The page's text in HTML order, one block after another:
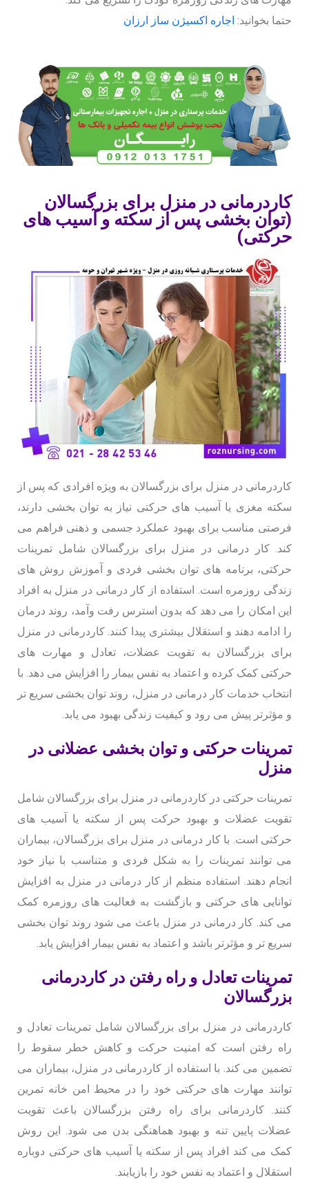
حتما بخوانید: اجاره اکسیژن ساز ارزان
کاردرمانی در منزل برای بزرگسالان
(توان بخشی پس از سکته و آسیب های
حرکتی)
کاردرمانی در منزل برای بزرگسالان به ویژه افرادی که پس از
سکته مغزی یا آسیب های حرکتی نیاز به توان بخشی دارند،
فرصتی مناسب برای بهبود عملکرد جسمی و ذهنی فراهم می
کند. کار درمانی در منزل برای بزرگسالان شامل تمرینات
حرکتی، برنامه های توان بخشی فردی و آموزش روش های
زندگی روزمره است. استفاده از کار درمانی در منزل به افراد
این امکان را می دهد که بدون استرس رفت وآمد، روند درمان
را ادامه دهند و استقلال بیشتری پیدا کنند. کاردرمانی در منزل
برای بزرگسالان به تقویت عضلات، تعادل و مهارت های
حرکتی کمک کرده و اعتماد به نفس بیمار را افزایش می دهد. با
انتخاب خدمات کار درمانی در منزل، روند توان بخشی سریع تر
و مؤثرتر پیش می رود و کیفیت زندگی بهبود می یابد.
تمرینات حرکتی و توان بخشی عضلانی در
منزل
تمرینات حرکتی در کاردرمانی در منزل برای بزرگسالان شامل
تقویت عضلات و بهبود حرکت پس از سکته یا آسیب های
حرکتی است. با کار درمانی در منزل برای بزرگسالان، بیماران
می توانند تمرینات را به شکل فردی و متناسب با نیاز خود
انجام دهند. استفاده منظم از کار درمانی در منزل به افزایش
توانایی های حرکتی و بازگشت به فعالیت های روزمره کمک
می کند. کار درمانی در منزل باعث می شود روند توان بخشی
سریع تر و مؤثرتر باشد و اعتماد به نفس بیمار افزایش یابد.
تمرینات تعادل و راه رفتن در کاردرمانی
بزرگسالان
کاردرمانی در منزل برای بزرگسالان شامل تمرینات تعادل و
راه رفتن است که امنیت حرکت و کاهش خطر سقوط را
تضمین می کند. با استفاده از کاردرمانی در منزل، بیماران می
توانند مهارت های حرکتی خود را در محیط امن خانه تمرین
کنند. کاردرمانی برای راه رفتن بزرگسالان باعث تقویت
عضلات پایین تنه و بهبود هماهنگی بدن می شود. این روش
کمک می کند افراد پس از سکته یا آسیب های حرکتی دوباره
استقلال و اعتماد به نفس خود را بازیابند.